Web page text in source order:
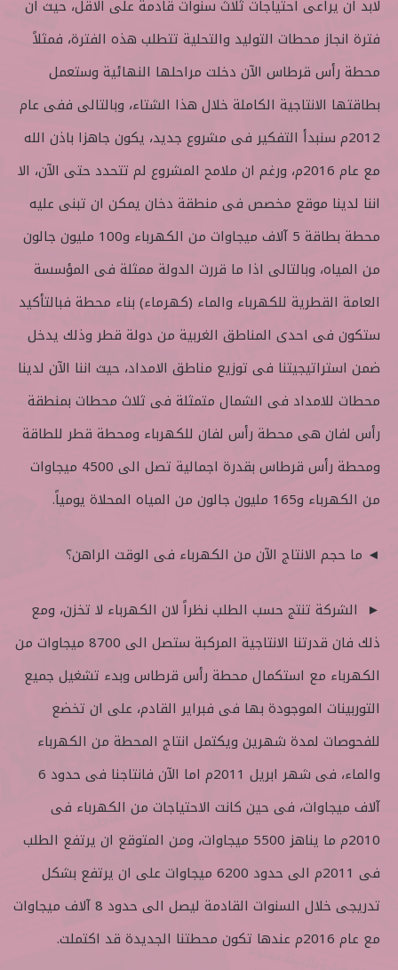
لابد ان يراعى احتياجات ثلاث سنوات قادمة على الاقل، حيث ان
فترة انجاز محطات التوليد والتحلية تتطلب هذه الفترة، فمثلاً
محطة رأس قرطاس الآن دخلت مراحلها النهائية وستعمل
بطاقتها الانتاجية الكاملة خلال هذا الشتاء، وبالتالى ففى عام
2012م سنبدأ التفكير فى مشروع جديد، يكون جاهزا باذن الله
مع عام 2016م، ورغم ان ملامح المشروع لم تتحدد حتى الآن، الا
اننا لدينا موقع مخصص فى منطقة دخان يمكن ان تبنى عليه
محطة بطاقة 5 آلاف ميجاوات من الكهرباء و100 مليون جالون
من المياه، وبالتالى اذا ما قررت الدولة ممثلة فى المؤسسة
العامة القطرية للكهرباء والماء (كهرماء) بناء محطة فبالتأكيد
ستكون فى احدى المناطق الغربية من دولة قطر وذلك يدخل
ضمن استراتيجيتنا فى توزيع مناطق الامداد، حيث اننا الآن لدينا
محطات للامداد فى الشمال متمثلة فى ثلاث محطات بمنطقة
رأس لفان هى محطة رأس لفان للكهرباء ومحطة قطر للطاقة
ومحطة رأس قرطاس بقدرة اجمالية تصل الى 4500 ميجاوات
من الكهرباء و165 مليون جالون من المياه المحلاة يومياً.
◄ ما حجم الانتاج الآن من الكهرباء فى الوقت الراهن؟
► الشركة تنتج حسب الطلب نظراً لان الكهرباء لا تخزن، ومع
ذلك فان قدرتنا الانتاجية المركبة ستصل الى 8700 ميجاوات من
الكهرباء مع استكمال محطة رأس قرطاس وبدء تشغيل جميع
التوربينات الموجودة بها فى فبراير القادم، على ان تخضع
للفحوصات لمدة شهرين ويكتمل انتاج المحطة من الكهرباء
والماء، فى شهر ابريل 2011م اما الآن فانتاجنا فى حدود 6
آلاف ميجاوات، فى حين كانت الاحتياجات من الكهرباء فى
2010م ما يناهز 5500 ميجاوات، ومن المتوقع ان يرتفع الطلب
فى 2011م الى حدود 6200 ميجاوات على ان يرتفع بشكل
تدريجى خلال السنوات القادمة ليصل الى حدود 8 آلاف ميجاوات
مع عام 2016م عندها تكون محطتنا الجديدة قد اكتملت.